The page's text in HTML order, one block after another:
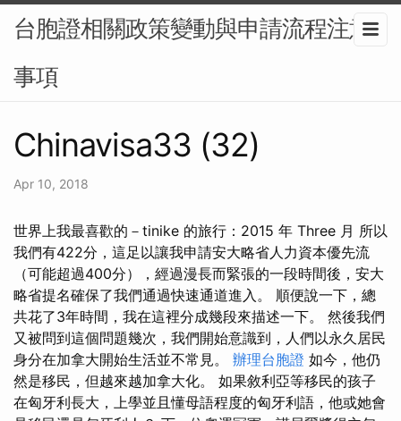
台胞證相關政策變動與申請流程注意
事項
Chinavisa33 (32)
Apr 10, 2018
世界上我最喜歡的－tinike 的旅行：2015 年 Three 月 所以
我們有422分，這足以讓我申請安大略省人力資本優先流
（可能超過400分），經過漫長而緊張的一段時間後，安大
略省提名確保了我們通過快速通道進入。 順便說一下，總
共花了3年時間，我在這裡分成幾段來描述一下。 然後我們
又被問到這個問題幾次，我們開始意識到，人們以永久居民
身分在加拿大開始生活並不常見。 辦理台胞證 如今，他仍
然是移民，但越來越加拿大化。 如果敘利亞等移民的孩子
在匈牙利長大，上學並且懂母語程度的匈牙利語，他或她會